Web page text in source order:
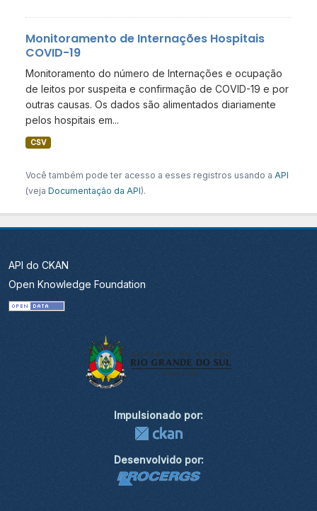
Monitoramento de Internações Hospitais
COVID-19
Monitoramento do número de Internações e ocupação
de leitos por suspeita e confirmação de COVID-19 e por
outras causas. Os dados são alimentados diariamente
pelos hospitais em...
CSV
Você também pode ter acesso a esses registros usando a API
(veja Documentação da API).
API do CKAN
Open Knowledge Foundation
Impulsionado por:
Desenvolvido por: